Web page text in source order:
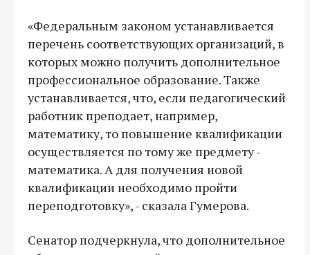
«Федеральным законом устанавливается
перечень соответствующих организаций, в
которых можно получить дополнительное
профессиональное образование. Также
устанавливается, что, если педагогический
работник преподает, например,
математику, то повышение квалификации
осуществляется по тому же предмету -
математика. А для получения новой
квалификации необходимо пройти
переподготовку», - сказала Гумерова.
Сенатор подчеркнула, что дополнительное